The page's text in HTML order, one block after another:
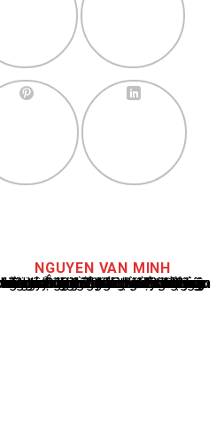
NGUYEN VAN MINH
Nguyễn Văn Minh là một trong những chuyên gia hàng đầu về báo cáo tin tức thể thao tại Việt Nam, với hơn 10 năm hoạt động trong ngành. Ông có kiến thức sâu rộng và kinh nghiệm đáng kể trong việc phân tích và báo cáo về các sự kiện thể thao hàng đầu. Sự hiểu biết sâu sắc của ông về ngành này đã giúp ông xây dựng uy tín và danh tiếng trong cộng đồng báo chí thể thao.